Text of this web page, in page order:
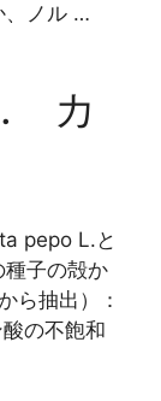
、ノル …
カ
pepo L.と
子の殻か
ら抽出）：
の不飽和